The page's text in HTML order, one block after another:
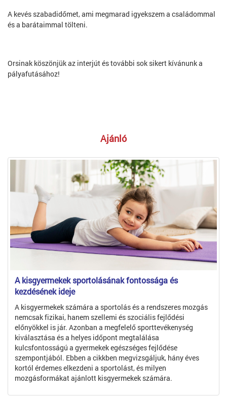
A kevés szabadidőmet, ami megmarad igyekszem a családommal
és a barátaimmal tölteni.
Orsinak köszönjük az interjút és további sok sikert kívánunk a
pályafutásához!
Ajánló
A kisgyermekek sportolásának fontossága és
kezdésének ideje
A kisgyermekek számára a sportolás és a rendszeres mozgás
nemcsak fizikai, hanem szellemi és szociális fejlődési
előnyökkel is jár. Azonban a megfelelő sporttevékenység
kiválasztása és a helyes időpont megtalálása
kulcsfontosságú a gyermekek egészséges fejlődése
szempontjából. Ebben a cikkben megvizsgáljuk, hány éves
kortól érdemes elkezdeni a sportolást, és milyen
mozgásformákat ajánlott kisgyermekek számára.